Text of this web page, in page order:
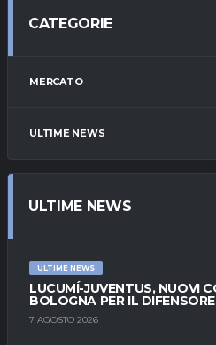
CATEGORIE
MERCATO
ULTIME NEWS
ULTIME NEWS
ULTIME NEWS
LUCUMÍ-JUVENTUS, NUOVI
BOLOGNA PER IL DIFENSORE
7 AGOSTO 2026